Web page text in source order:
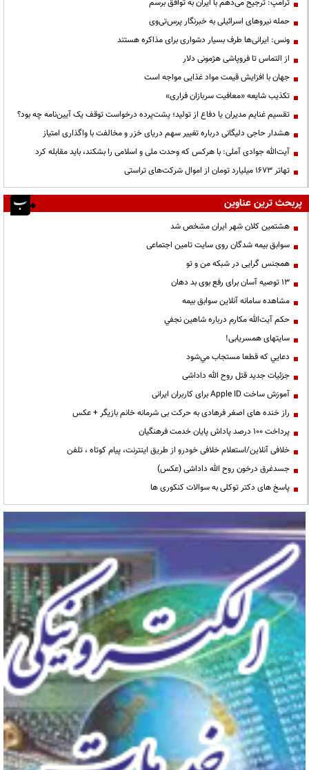
ترامپ: ترجیح می‌دهم با ایران به توافق برسم
حمله نیروهای اسرائیلی به خبرنگار پرس‌تی‌وی
ونس: ایرانی‌ها طرف بسیار دشواری برای مذاکره هستند
از التماس تا فروپاشی هژمونی دلار
جهان با افزایش قیمت مواد غذایی مواجه است
تکذیب شایعه «معافیت سربازان فراری»
تقسیم غنایم مدیران یا دفاع از تولید؛ پشت‌پرده درخواست توقف یک آیین‌نامه چه بود؟
هشدار حاجی دلیگانی درباره تغییر سهم دریای خزر و مخالفت با واگذاری امتیاز
آیت‌الله جوادی آملی: با هرکس که وحدت ملی و اسلامی را بشکند، باید مقابله کرد
تهاتر ۱۶۷۳ میلیارد تومان از اموال شرکت‌های تراستی
پربحث ترین عناوین
هشتمین کلان شهر ایران مشخص شد
سوابق بیمه شدگان روی سایت تامین اجتماعی
همجنس گرایی در شبکه من و تو
13 توصیه آسان برای رفع بوی بد دهان
مشاهده سامانه آنلاين سوابق بیمه
حكم آيت‌الله مكارم درباره شاهين نجفي
سایتهای همسریابی!
دعايي كه قطعا مستجاب مي‌شود
جزئیات جدید قتل روح الله داداشی
آموزش ساخت Apple ID برای کاربران ایرانی
راز خنده های اصغر فرهادی به حرکت بی شرمانه خانم بازیگر + عکس
پرداخت ۱۰۰ درصد پاداش پایان خدمت فرهنگیان
خلافی آنلاین/استعلام خلافی خودرو از طریق اینترنت، پیام کوتاه ، تلفن
جسدغرق درخون روح الله داداشی (عکس)
پاسخ های دکتر توکلی به سوالات کنکوری ها